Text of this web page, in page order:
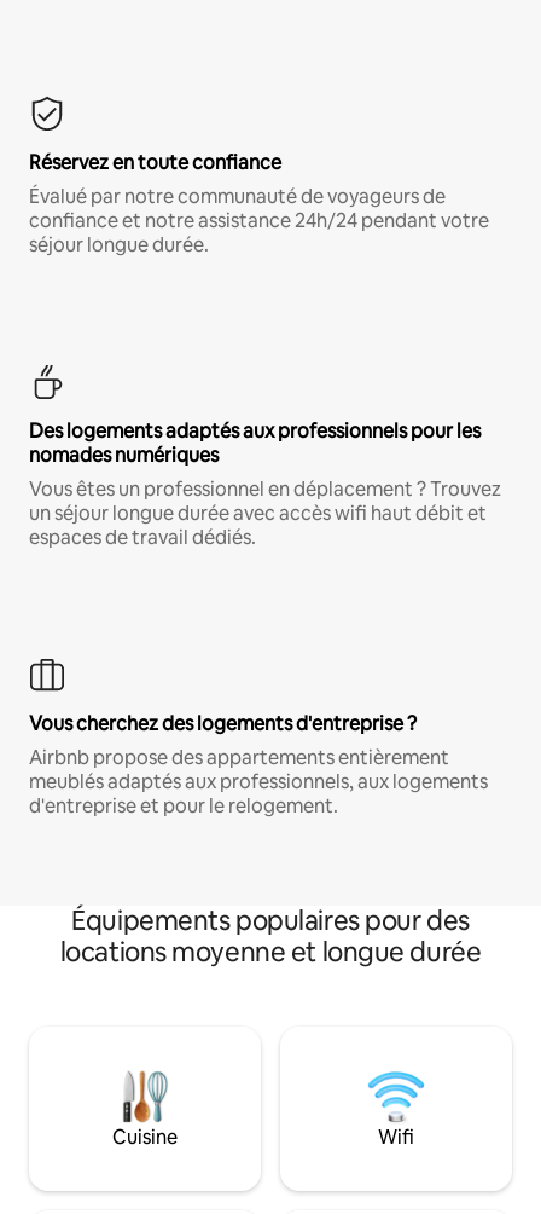
Réservez en toute confiance
Évalué par notre communauté de voyageurs de
confiance et notre assistance 24h/24 pendant votre
séjour longue durée.
Des logements adaptés aux professionnels pour les
nomades numériques
Vous êtes un professionnel en déplacement ? Trouvez
un séjour longue durée avec accès wifi haut débit et
espaces de travail dédiés.
Vous cherchez des logements d'entreprise ?
Airbnb propose des appartements entièrement
meublés adaptés aux professionnels, aux logements
d'entreprise et pour le relogement.
Équipements populaires pour des
locations moyenne et longue durée
Cuisine Wifi